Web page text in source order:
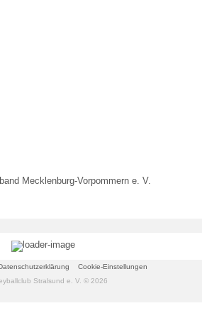
Cookie-Einstellungen
Stralsund e. V. © 2026